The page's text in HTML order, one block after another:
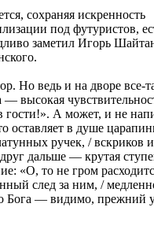
сохраняя искренность
под футуристов,
заметил Игорь
Но ведь и на дворе все-
высокая
гости!». А может, и не
оставляет в душе
ручек, / вскриков и
дальше — крутая
«О, то не гром
след за ним, /
Бога — видимо, прежний